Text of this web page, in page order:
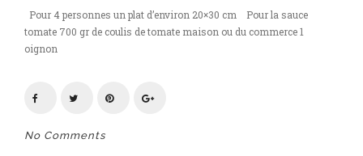
Pour 4 personnes un plat d’environ 20×30 cm Pour la sauce
tomate 700 gr de coulis de tomate maison ou du commerce 1
oignon
No Comments